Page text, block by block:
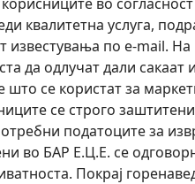
квалитетна услуга,
известувања по e-mail.
да одлучат дали сакаат
што се користат за
се строго
податоците за
во БАР Е.Ц.Е. се
Покрај